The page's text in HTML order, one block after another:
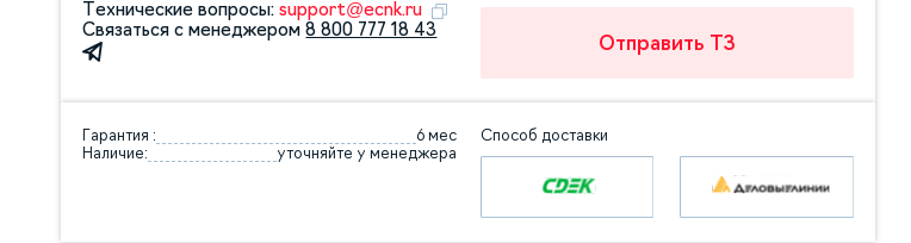
Технические вопросы:support@ecnk.ru
Связаться с менеджером8 800 777 18 43
Отправить ТЗ
Гарантия :
6 мес
Наличие:
уточняйте у менеджера
Способ доставки